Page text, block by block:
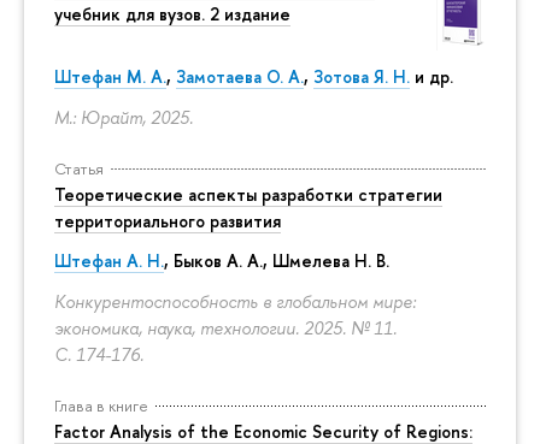
учебник для вузов. 2 издание
Штефан М. А., Замотаева О. А., Зотова Я. Н. и др.
М.: Юрайт, 2025.
Статья
Теоретические аспекты разработки стратегии
территориального развития
Штефан А. Н., Быков А. А., Шмелева Н. В.
Конкурентоспособность в глобальном мире:
экономика, наука, технологии. 2025. № 11.
С. 174-176.
Глава в книге
Factor Analysis of the Economic Security of Regions: